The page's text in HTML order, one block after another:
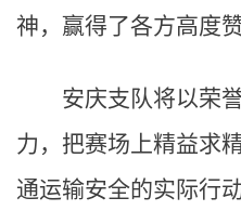
神，赢得了各方高度赞
安庆支队将以荣
力，把赛场上精益求
通运输安全的实际行